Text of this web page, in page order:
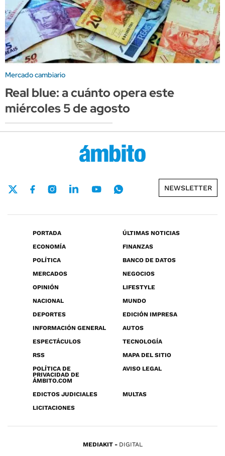
Mercado cambiario
Real blue: a cuánto opera este
miércoles 5 de agosto
NEWSLETTER
PORTADA
ÚLTIMAS NOTICIAS
ECONOMÍA
FINANZAS
POLÍTICA
BANCO DE DATOS
MERCADOS
NEGOCIOS
OPINIÓN
LIFESTYLE
NACIONAL
MUNDO
DEPORTES
EDICIÓN IMPRESA
INFORMACIÓN GENERAL
AUTOS
ESPECTÁCULOS
TECNOLOGÍA
RSS
MAPA DEL SITIO
POLÍTICA DE
PRIVACIDAD DE
ÁMBITO.COM
AVISO LEGAL
EDICTOS JUDICIALES
MULTAS
LICITACIONES
MEDIAKIT DIGITAL